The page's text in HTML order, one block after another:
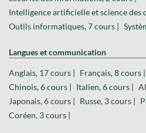
Intelligence artificielle et science des
Outils informatiques, 7 cours |
Langues et communication
Anglais, 17 cours | Français, 8 cours |
Chinois, 6 cours | Italien, 6 cours |
Japonais, 6 cours | Russe, 3 cours |
Coréen, 3 cours |